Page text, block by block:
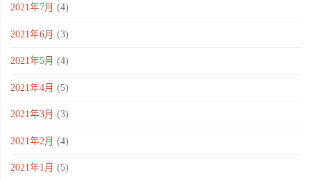
2021年7月 (4)
2021年6月 (3)
2021年5月 (4)
2021年4月 (5)
2021年3月 (3)
2021年2月 (4)
2021年1月 (5)